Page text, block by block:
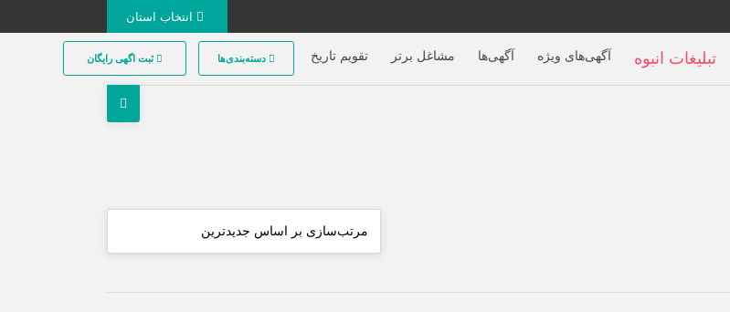
تبلیغات انبوه آگهی‌های ویژه آگهی‌ها مشاغل برتر تقویم تاریخ دسته‌بندی‌ها ثبت اگهی رایگان